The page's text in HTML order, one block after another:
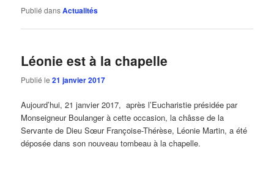
Publié dansActualités
Léonie est à la chapelle
Publié le21 janvier 2017
Aujourd’hui, 21 janvier 2017, après l’Eucharistie présidée par
Monseigneur Boulanger à cette occasion, la châsse de la
Servante de Dieu Sœur Françoise-Thérèse, Léonie Martin, a été
déposée dans son nouveau tombeau à la chapelle.